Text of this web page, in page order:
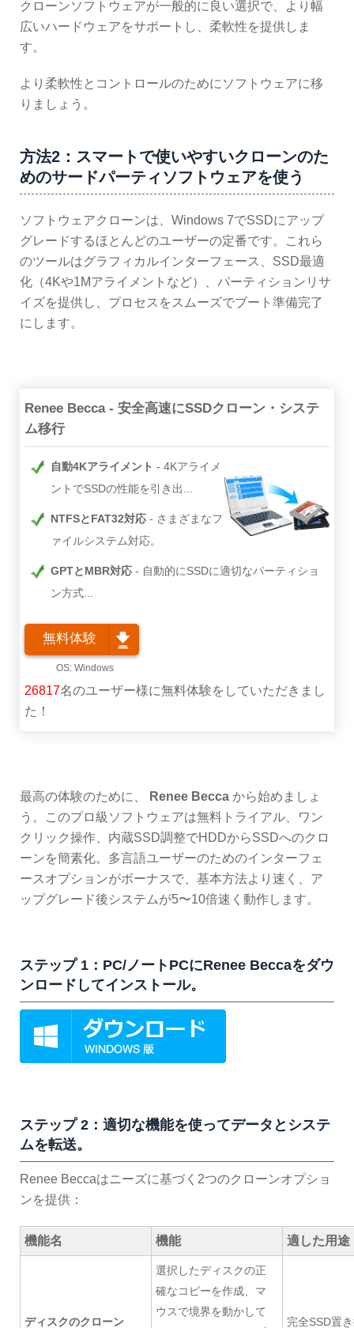
クローンソフトウェアが一般的に良い選択で、より幅
広いハードウェアをサポートし、柔軟性を提供しま
す。
より柔軟性とコントロールのためにソフトウェアに移
りましょう。
方法2：スマートで使いやすいクローンのた
めのサードパーティソフトウェアを使う
ソフトウェアクローンは、Windows 7でSSDにアップ
グレードするほとんどのユーザーの定番です。これら
のツールはグラフィカルインターフェース、SSD最適
化（4Kや1Mアライメントなど）、パーティションリサ
イズを提供し、プロセスをスムーズでブート準備完了
にします。
Renee Becca - 安全高速にSSDクローン・システ
ム移行
自動4Kアライメント
4Kアライメ
ントでSSDの性能を引き出...
NTFSとFAT32対応
さまざまなフ
ァイルシステム対応。
GPTとMBR対応
自動的にSSDに適切なパーティショ
ン方式...
無料体験
26817名のユーザー様に無料体験をしていただきまし
た！
最高の体験のために、 Renee Becca から始めましょ
う。このプロ級ソフトウェアは無料トライアル、ワン
クリック操作、内蔵SSD調整でHDDからSSDへのクロ
ーンを簡素化。多言語ユーザーのためのインターフェ
ースオプションがボーナスで、基本方法より速く、ア
ップグレード後システムが5〜10倍速く動作します。
ステップ 1：PC/ノートPCにRenee Beccaをダウ
ンロードしてインストール。
ステップ 2：適切な機能を使ってデータとシステ
ムを転送。
Renee Beccaはニーズに基づく2つのクローンオプショ
ンを提供：
機能名 機能 適した用途
ディスクのクローン
選択したディスクの正
確なコピーを作成、マ
ウスで境界を動かして
完全SSD置